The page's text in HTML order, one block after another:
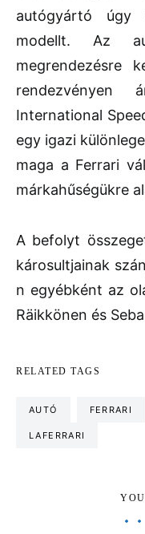
autógyártó
modellt. Az
megrendezésre
International
egy igazi
maga a Ferrari
márkahűségükre
A befolyt
károsultjainak
n egyébként az
Räikkönen és
RELATED TAGS
AUTÓ FERRARI
LAFERRARI